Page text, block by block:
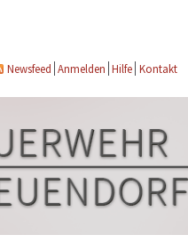
Newsfeed Anmelden Hilfe Kontakt